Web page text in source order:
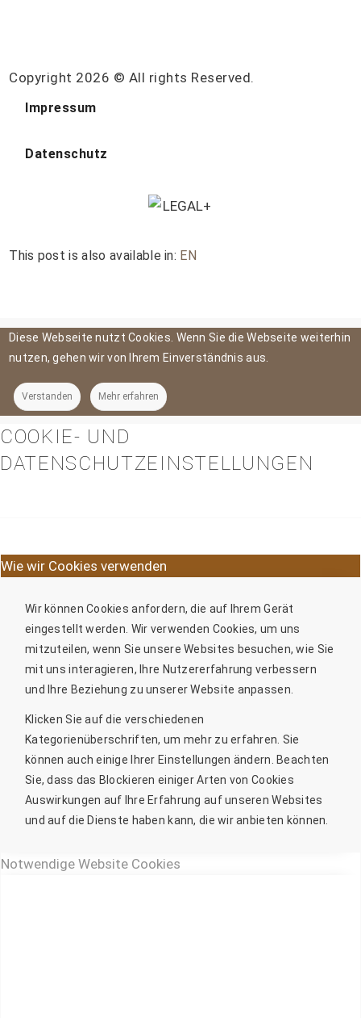
Copyright 2026 © All rights Reserved.
Impressum
Datenschutz
This post is also available in: EN
Diese Webseite nutzt Cookies. Wenn Sie die Webseite weiterhin
nutzen, gehen wir von Ihrem Einverständnis aus.
Verstanden Mehr erfahren
COOKIE- UND
DATENSCHUTZEINSTELLUNGEN
Wie wir Cookies verwenden
Wir können Cookies anfordern, die auf Ihrem Gerät
eingestellt werden. Wir verwenden Cookies, um uns
mitzuteilen, wenn Sie unsere Websites besuchen, wie Sie
mit uns interagieren, Ihre Nutzererfahrung verbessern
und Ihre Beziehung zu unserer Website anpassen.
Klicken Sie auf die verschiedenen
Kategorienüberschriften, um mehr zu erfahren. Sie
können auch einige Ihrer Einstellungen ändern. Beachten
Sie, dass das Blockieren einiger Arten von Cookies
Auswirkungen auf Ihre Erfahrung auf unseren Websites
und auf die Dienste haben kann, die wir anbieten können.
Notwendige Website Cookies